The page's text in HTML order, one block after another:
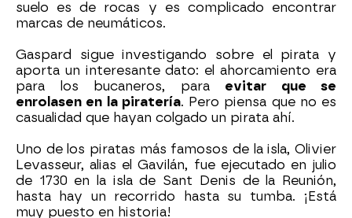
suelo es de rocas y es complicado encontrar
marcas de neumáticos.
Gaspard sigue investigando sobre el pirata y
aporta un interesante dato: el ahorcamiento era
para los bucaneros, para evitar que se
enrolasen en la piratería. Pero piensa que no es
casualidad que hayan colgado un pirata ahí.
Uno de los piratas más famosos de la isla, Olivier
Levasseur, alias el Gavilán, fue ejecutado en julio
de 1730 en la isla de Sant Denis de la Reunión,
hasta hay un recorrido hasta su tumba. ¡Está
muy puesto en historia!